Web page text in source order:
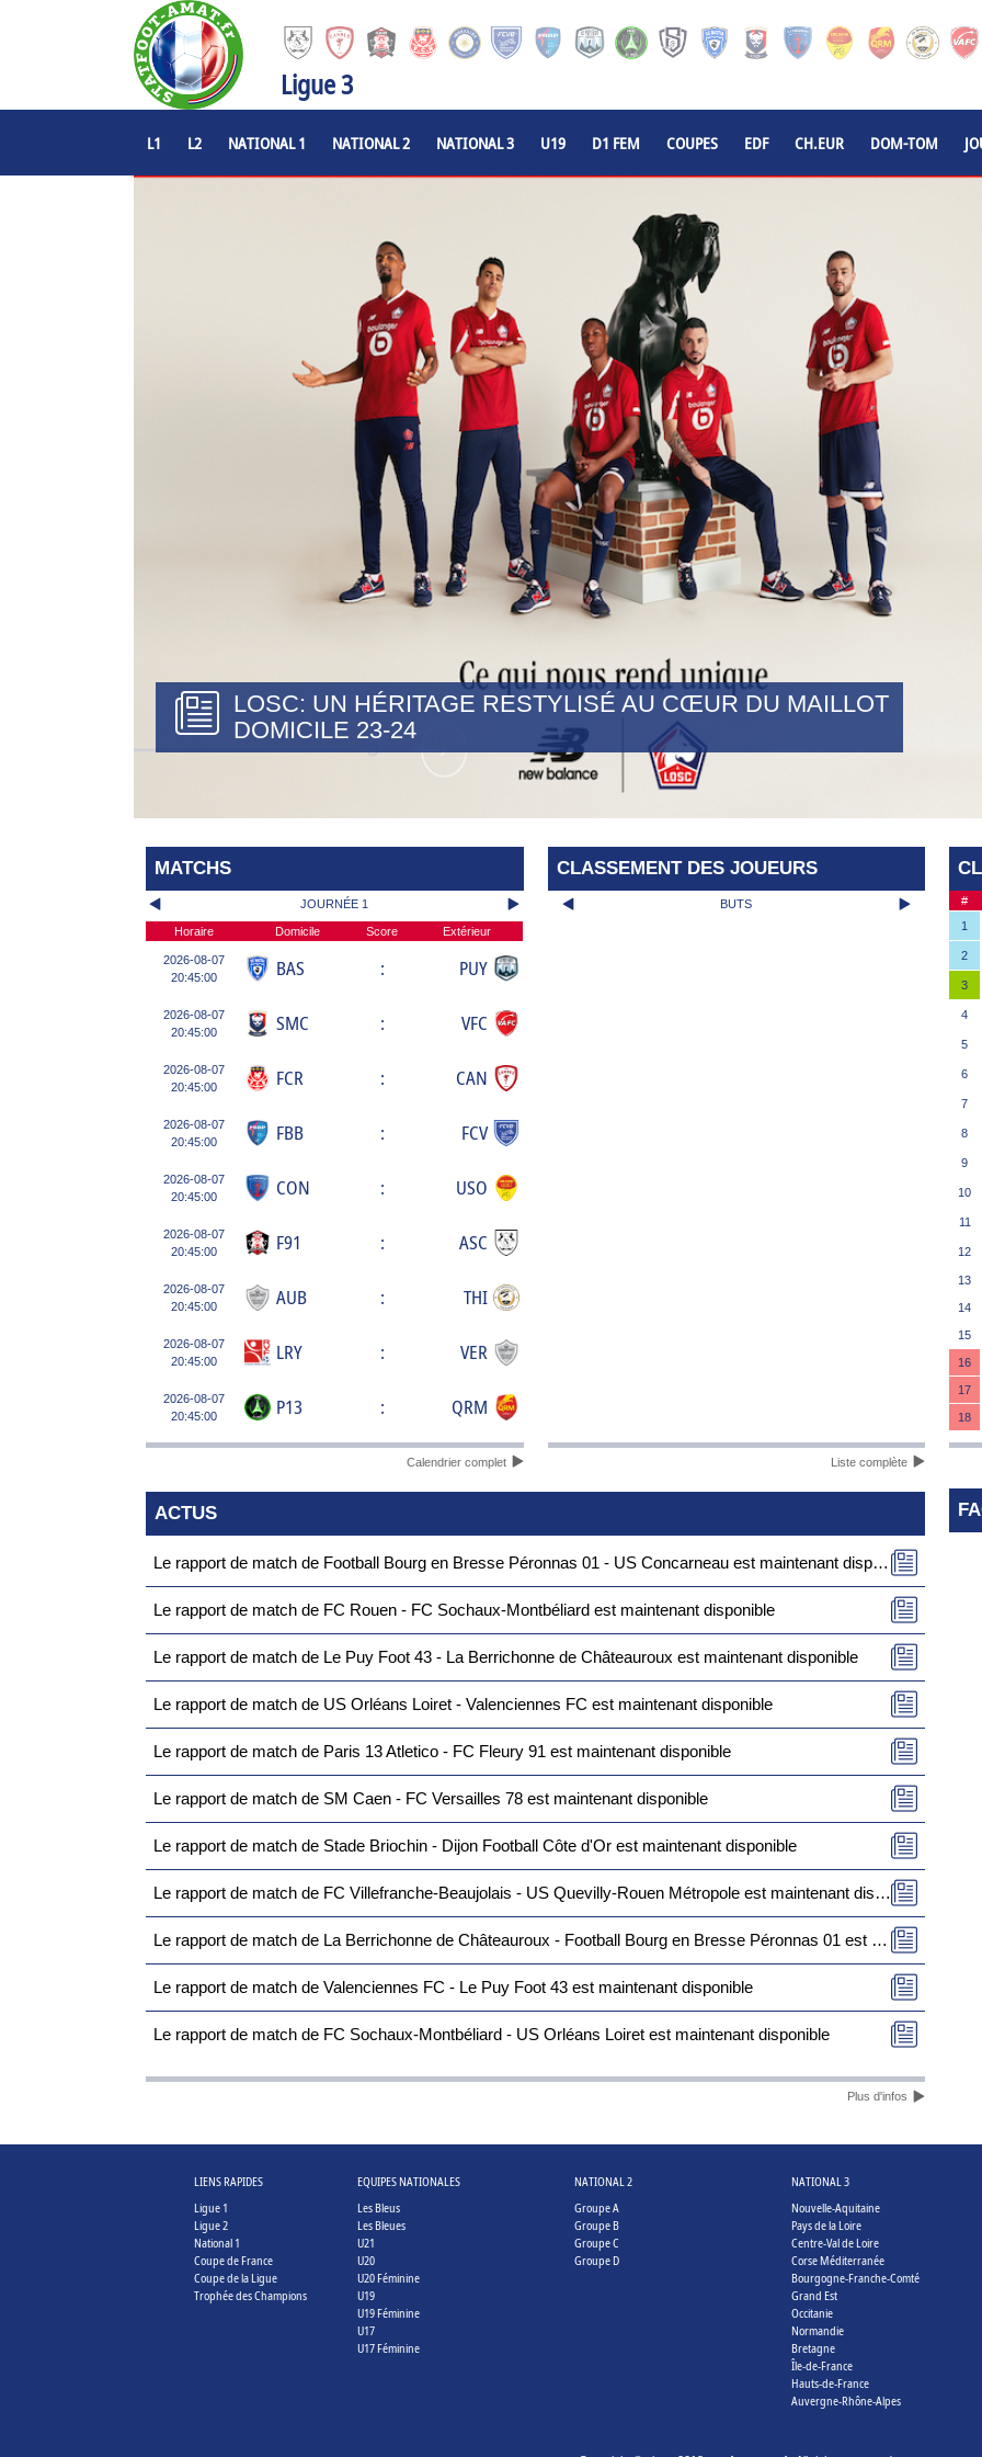
Ligue 3
L1 L2 NATIONAL 1 NATIONAL 2 NATIONAL 3 U19 D1 FEM COUPES EDF CH.EUR DOM-TOM
LOSC: UN HÉRITAGE RESTYLISÉ AU CŒUR DU MAILLOT
DOMICILE 23-24
MATCHS
JOURNÉE 1
Horaire Domicile Score Extérieur
2026-08-07
20:45:00
BAS : PUY
2026-08-07
20:45:00
SMC : VFC
2026-08-07
20:45:00
FCR : CAN
2026-08-07
20:45:00
FBB : FCV
2026-08-07
20:45:00
CON : USO
2026-08-07
20:45:00
F91 : ASC
2026-08-07
20:45:00
AUB : THI
2026-08-07
20:45:00
LRY : VER
2026-08-07
20:45:00
P13 : QRM
Calendrier complet
CLASSEMENT DES JOUEURS
BUTS
Liste complète
#
1
2
3
4
5
6
7
8
9
10
11
12
13
14
15
16
17
18
ACTUS
Le rapport de match de Football Bourg en Bresse Péronnas 01 - US Concarneau est maintenant disponible
Le rapport de match de FC Rouen - FC Sochaux-Montbéliard est maintenant disponible
Le rapport de match de Le Puy Foot 43 - La Berrichonne de Châteauroux est maintenant disponible
Le rapport de match de US Orléans Loiret - Valenciennes FC est maintenant disponible
Le rapport de match de Paris 13 Atletico - FC Fleury 91 est maintenant disponible
Le rapport de match de SM Caen - FC Versailles 78 est maintenant disponible
Le rapport de match de Stade Briochin - Dijon Football Côte d'Or est maintenant disponible
Le rapport de match de FC Villefranche-Beaujolais - US Quevilly-Rouen Métropole est maintenant disponible
Le rapport de match de La Berrichonne de Châteauroux - Football Bourg en Bresse Péronnas 01 est maintenant disponible
Le rapport de match de Valenciennes FC - Le Puy Foot 43 est maintenant disponible
Le rapport de match de FC Sochaux-Montbéliard - US Orléans Loiret est maintenant disponible
Plus d'infos
LIENS RAPIDES
Ligue 1
Ligue 2
National 1
Coupe de France
Coupe de la Ligue
Trophée des Champions
EQUIPES NATIONALES
Les Bleus
Les Bleues
U21
U20
U20 Féminine
U19
U19 Féminine
U17
U17 Féminine
NATIONAL 2
Groupe A
Groupe B
Groupe C
Groupe D
NATIONAL 3
Nouvelle-Aquitaine
Pays de la Loire
Centre-Val de Loire
Corse Méditerranée
Bourgogne-Franche-Comté
Grand Est
Occitanie
Normandie
Bretagne
Île-de-France
Hauts-de-France
Auvergne-Rhône-Alpes